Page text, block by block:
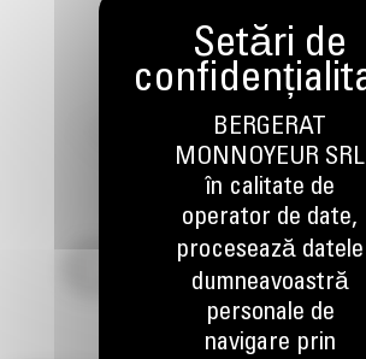
BERGERAT
MONNOYEUR SRL
în calitate de
operator de date,
procesează datele
dumneavoastră
personale de
navigare prin